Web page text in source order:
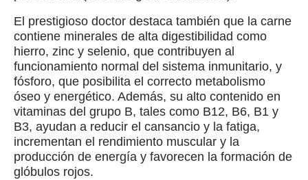
El prestigioso doctor destaca también que la carne
contiene minerales de alta digestibilidad como
hierro, zinc y selenio, que contribuyen al
funcionamiento normal del sistema inmunitario, y
fósforo, que posibilita el correcto metabolismo
óseo y energético. Además, su alto contenido en
vitaminas del grupo B, tales como B12, B6, B1 y
B3, ayudan a reducir el cansancio y la fatiga,
incrementan el rendimiento muscular y la
producción de energía y favorecen la formación de
glóbulos rojos.